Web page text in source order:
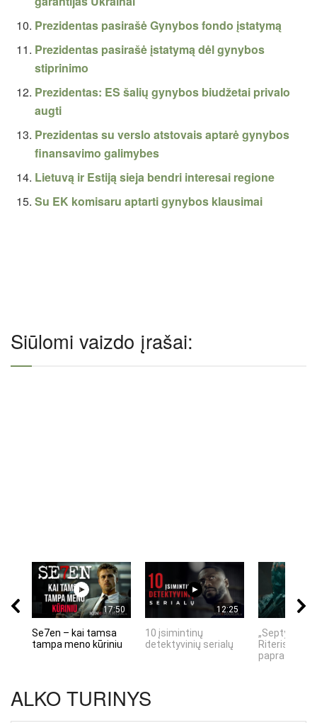
Prezidentas pasirašė Gynybos fondo įstatymą
Prezidentas pasirašė įstatymą dėl gynybos
stiprinimo
Prezidentas: ES šalių gynybos biudžetai privalo
augti
Prezidentas su verslo atstovais aptarė gynybos
finansavimo galimybes
Lietuvą ir Estiją sieja bendri interesai regione
Su EK komisaru aptarti gynybos klausimai
Siūlomi vaizdo įrašai:
17:50
Se7en – kai tamsa
tampa meno kūriniu
12:25
10 įsimintinų
detektyvinių serialų
„Septynių
Riteris" – kai
ALKO TURINYS